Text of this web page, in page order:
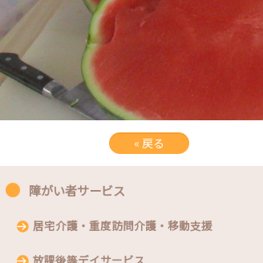
« 戻る
障がい者サービス
居宅介護・重度訪問介護・移動支援
放課後等デイサービス